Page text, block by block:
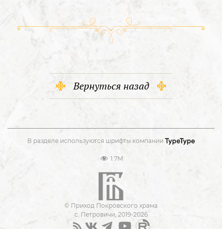
Вернуться назад
В разделе используются шрифты компании
1.7M
© Приход Покровского храма
с. Петровичи, 2019-2026